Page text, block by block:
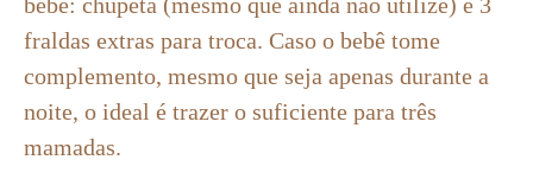
fraldas extras para troca. Caso o bebê tome
complemento, mesmo que seja apenas durante a
noite, o ideal é trazer o suficiente para três
mamadas.